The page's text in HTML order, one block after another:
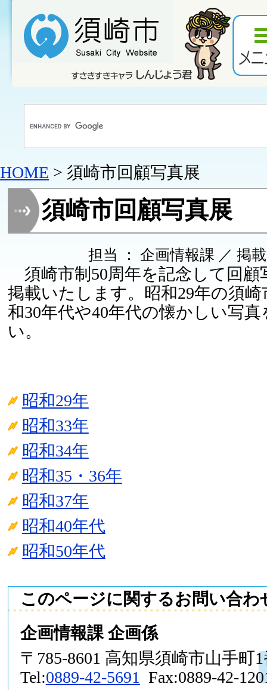
HOME > 須崎市回顧写真展
須崎市回顧写真展
担当 ： 企画情報課 ／ 掲
須崎市制50周年を記念して回顧
掲載いたします。昭和29年の須
和30年代や40年代の懐かしい写
い。
昭和29年
昭和33年
昭和34年
昭和35・36年
昭和37年
昭和40年代
昭和50年代
このページに関するお問い合わ
企画情報課 企画係
〒785-8601 高知県須崎市山手町
Tel:0889-42-5691 Fax:0889-42-